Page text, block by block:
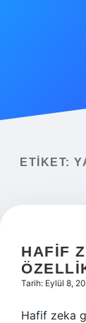
Yasal
ETIKET:
HAFIF
Tarih: Eylül 8,
Hafif zeka